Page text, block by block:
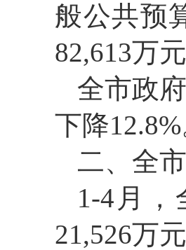
般公共预
82,613万
全市政
下降12.8%
二、全
1-4月，
21,526万